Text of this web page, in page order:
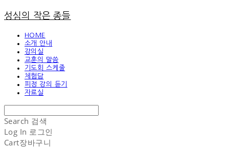
성심의 작은 종들
HOME
소개 안내
강의실
교훈의 말씀
기도회 스케줄
체험담
피정 강의 듣기
자료실
Search 검색
Log In 로그인
Cart장바구니